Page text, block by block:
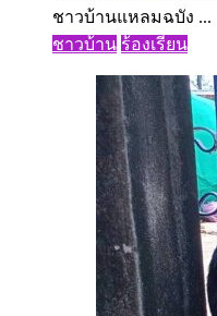
ชาวบ้านแหลมฉบัง ...
ชาวบ้าน ร้องเรียน